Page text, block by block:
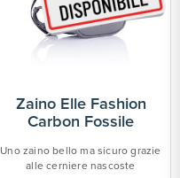
Zaino Elle Fashion
Carbon Fossile
Uno zaino bello ma sicuro grazie
alle cerniere nascoste